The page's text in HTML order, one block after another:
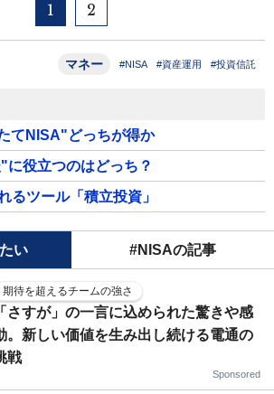
1 2
マネー #NISA #資産運用 #投資信託
てNISA"どっちが得か
役立つのはどっち？
るツール「積立投資」
い #NISAの記事
期待を超えるチームの強さ
「さすが」の一言に込められた驚きや感
。新しい価値を生み出し続ける電通の
戦
Sponsored